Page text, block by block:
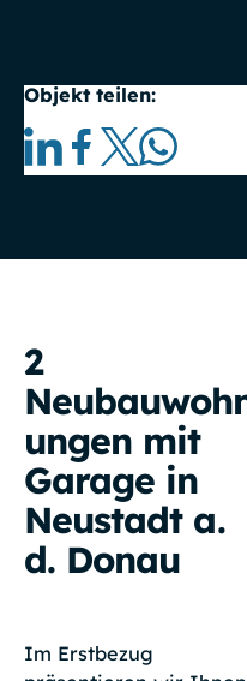
Objekt teilen:
2
ungen mit
Garage in
Neustadt a.
d. Donau
Im Erstbezug